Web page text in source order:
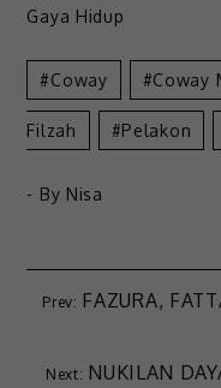
Gaya Hidup
Coway Coway
Filzah Pelakon
- By Nisa
FAZURA,
NUKILAN